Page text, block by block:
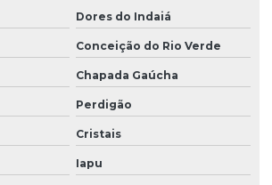
Dores do Indaiá
Conceição do Rio Verde
Chapada Gaúcha
Perdigão
Cristais
Iapu